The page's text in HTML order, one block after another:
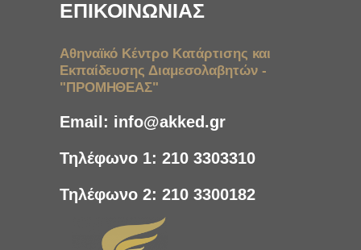
ΕΠΙΚΟΙΝΩΝΙΑΣ
Αθηναϊκό Κέντρο Κατάρτισης και
Εκπαίδευσης Διαμεσολαβητών -
"ΠΡΟΜΗΘΕΑΣ"
Email: info@akked.gr
Τηλέφωνο 1: 210 3303310
Τηλέφωνο 2: 210 3300182